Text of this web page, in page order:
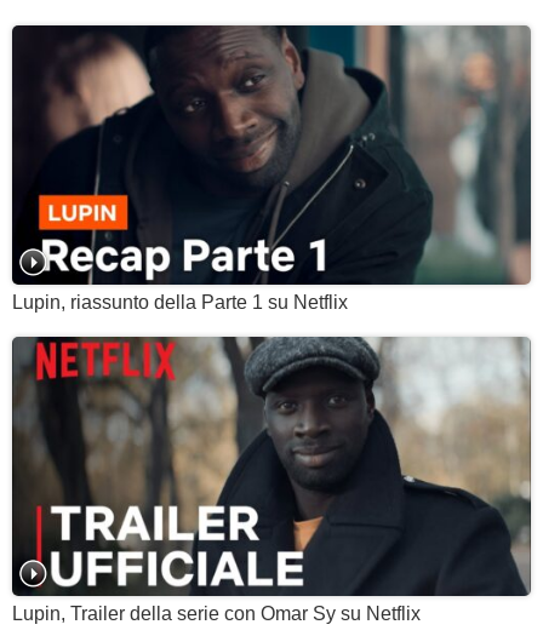
Lupin, riassunto della Parte 1 su Netflix
Lupin, Trailer della serie con Omar Sy su Netflix